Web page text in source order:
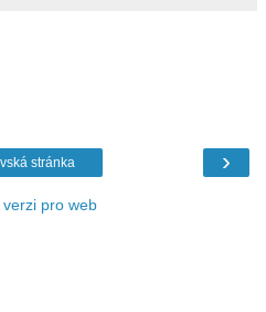
›
stránka
pro web